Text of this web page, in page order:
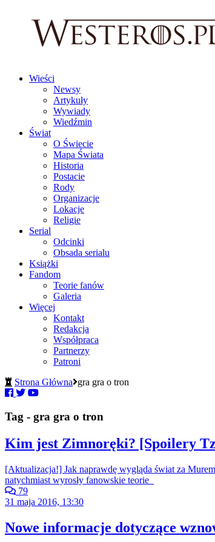
Wieści
Newsy
Artykuły
Wywiady
Wiedźmin
Świat
O Świecie
Mapa Świata
Historia
Postacie
Rody
Organizacje
Lokacje
Religie
Serial
Odcinki
Obsada serialu
Książki
Fandom
Teorie fanów
Galeria
Więcej
Kontakt
Redakcja
Współpraca
Partnerzy
Patroni
Strona Główna gra gra o tron
Tag - gra gra o tron
Kim jest Zimnoręki? [Spoilery
[Aktualizacja!] Jak naprawdę wygląda świat za
natychmiast wyrosły fanowskie teorie
79
31 maja 2016, 13:30
Nowe informacje dotyczące